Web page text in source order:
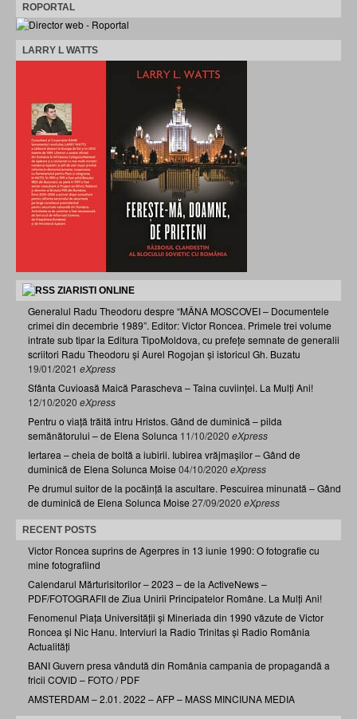
ROPORTAL
LARRY L WATTS
ZIARISTI ONLINE
Generalul Radu Theodoru despre “MÂNA MOSCOVEI – Documentele
crimei din decembrie 1989”. Editor: Victor Roncea. Primele trei volume
intrate sub tipar la Editura TipoMoldova, cu prefețe semnate de generalii
scriitori Radu Theodoru și Aurel Rogojan și istoricul Gh. Buzatu
19/01/2021 eXpress
Sfânta Cuvioasă Maică Parascheva – Taina cuviinței. La Mulți Ani!
12/10/2020 eXpress
Pentru o viață trăită întru Hristos. Gând de duminică – pilda
semănătorului – de Elena Solunca 11/10/2020 eXpress
Iertarea – cheia de boltă a iubirii. Iubirea vrăjmașilor – Gând de
duminică de Elena Solunca Moise 04/10/2020 eXpress
Pe drumul suitor de la pocăință la ascultare. Pescuirea minunată – Gând
de duminică de Elena Solunca Moise 27/09/2020 eXpress
RECENT POSTS
Victor Roncea suprins de Agerpres în 13 iunie 1990: O fotografie cu
mine fotografiind
Calendarul Mărturisitorilor – 2023 – de la ActiveNews –
PDF/FOTOGRAFII de Ziua Unirii Principatelor Române. La Mulți Ani!
Fenomenul Piața Universității și Mineriada din 1990 văzute de Victor
Roncea și Nic Hanu. Interviuri la Radio Trinitas și Radio România
Actualități
BANI Guvern presa vândută din România campania de propagandă a
fricii COVID – FOTO / PDF
AMSTERDAM – 2.01. 2022 – AFP – MASS MINCIUNA MEDIA